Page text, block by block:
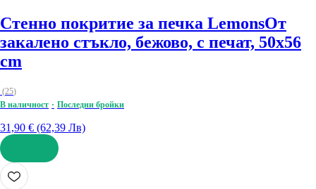
Стенно покритие за печка LemonsОт
закалено стъкло, бежово, с печат, 50x56
cm
(25)
В наличност
Последни бройки
31,90 € (62,39 Лв)
ДОБАВИ